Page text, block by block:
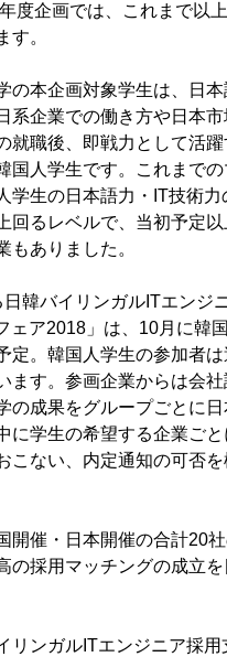
度企画では、これまで以
す。
の本企画対象学生は、日
系企業での働き方や日本
就職後、即戦力として活
国人学生です。これまで
学生の日本語力・IT技術
回るレベルで、当初予定
もありました。
韓バイリンガルITエンジ
ェア2018」は、10月に韓
定。韓国人学生の参加者
ます。参画企業からは会
の成果をグループごとに
に学生の希望する企業ごと
こない、内定通知の可否を
開催・日本開催の合計20
の採用マッチングの成立を
リンガルITエンジニア採